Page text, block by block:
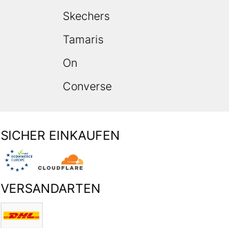
Skechers
Tamaris
On
Converse
SICHER EINKAUFEN
VERSANDARTEN